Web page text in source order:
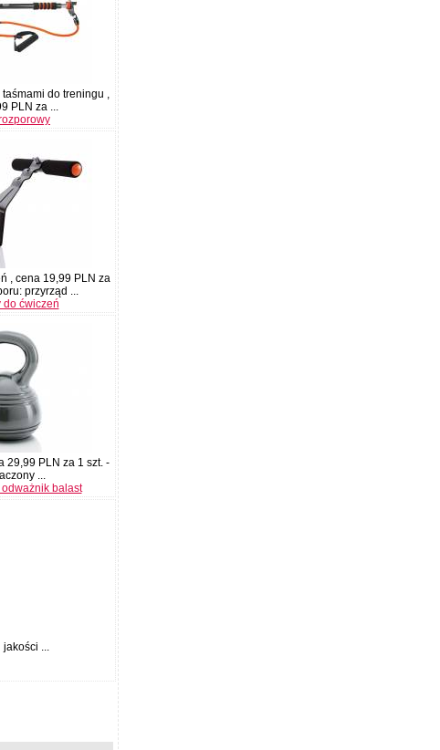
do treningu ,
PLN za ...
, cena 19,99 PLN za
przyrząd ...
do ćwiczeń
29,99 PLN za 1 szt. -
...
balast
jakości ...